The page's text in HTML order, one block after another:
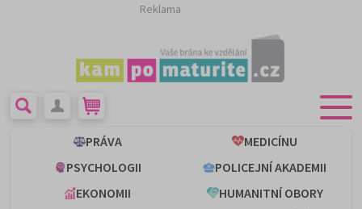
Reklama
PRÁVA
MEDICÍNU
PSYCHOLOGII
POLICEJNÍ AKADEMII
EKONOMII
HUMANITNÍ OBORY